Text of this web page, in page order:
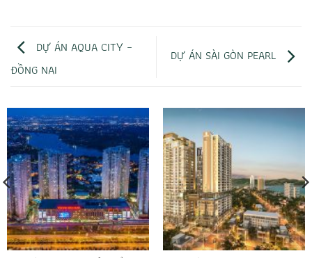
DỰ ÁN AQUA CITY –
ĐỒNG NAI
DỰ ÁN SÀI GÒN PEARL